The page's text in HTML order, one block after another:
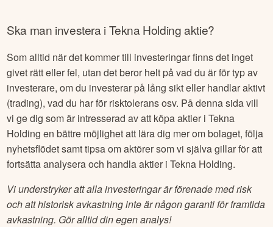
Ska man investera iTekna Holdingaktie?
Som alltid när det kommer till investeringar finns det inget
givet rätt eller fel, utan det beror helt på vad du är för typ av
investerare, om du investerar på lång sikt eller handlar aktivt
(trading), vad du har för risktolerans osv. På denna sida vill
vi ge dig som är intresserad av att köpa aktier iTekna
Holding en bättre möjlighet att lära dig mer om bolaget, följa
nyhetsflödet samt tipsa om aktörer som vi själva gillar för att
fortsätta analysera och handla aktier iTekna Holding.
Vi understryker att alla investeringar är förenade med risk
och att historisk avkastning inte är någon garanti för framtida
avkastning. Gör alltid din egen analys!